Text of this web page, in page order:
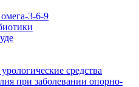
3-6-9
средства
при заболевании опорно-